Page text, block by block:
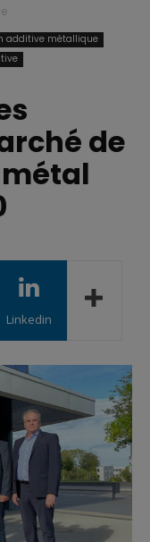
additive métallique
de
métal
Linkedin